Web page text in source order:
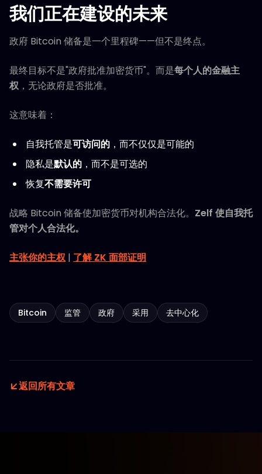
我们正在建设的未来
政府 Bitcoin 储备是一个里程碑——但不是终点。
最终目标不是"政府批准加密货币"。而是每个人的金融主
权，无论政府是否批准。
这意味着：
自我托管是可访问的 ，而不仅仅是可能的
隐私是默认的 ，而不是可选的
恢复不需要许可
战略 Bitcoin 储备使加密货币对机构合法化。 Zelf 使自我托
管对个人合法化。
主张你的主权| 了解 ZK 面部证明
Bitcoin 监管 政府 采用 去中心化
返回所有文章